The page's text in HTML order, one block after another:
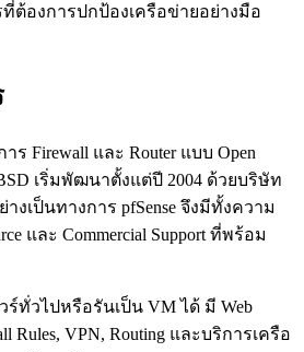
ต้องการปกป้องเครือข่ายอย่างมือ
ร Firewall และ Router แบบ Open
เริ่มพัฒนาตั้งแต่ปี 2004 ด้วยบริษัท
งเป็นทางการ pfSense จึงมีทั้งความ
และ Commercial Support ที่พร้อม
ร์ทั่วไปหรือรันเป็น VM ได้ มี Web
Rules, VPN, Routing และบริการเครือ